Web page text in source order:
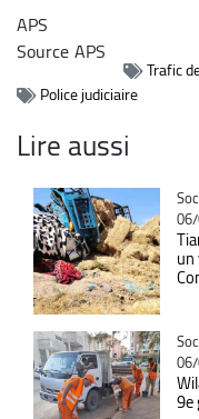
APS
SourceAPS
Trafic
Police judiciaire
Lire aussi